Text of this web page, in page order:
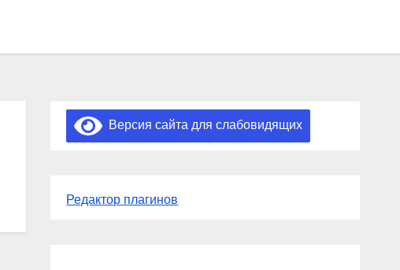
Версия сайта для слабовидящих
Редактор плагинов